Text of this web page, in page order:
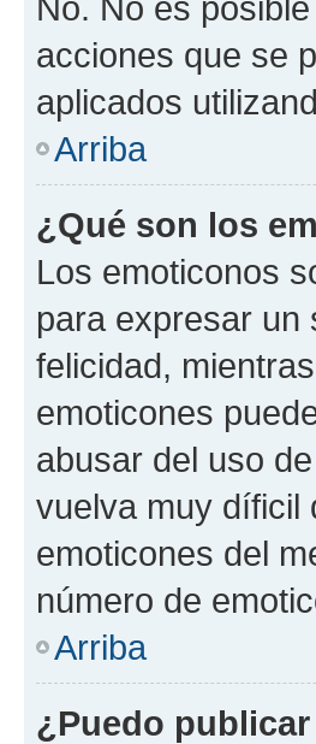
acciones que se
aplicados
Arriba
¿Qué son los
Los emoticonos
para expresar un
felicidad,
emoticones
abusar del uso
vuelva muy díficil
emoticones del
número de
Arriba
¿Puedo